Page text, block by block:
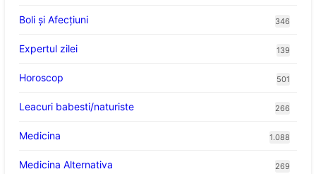
Boli și Afecțiuni 346
Expertul zilei 139
Horoscop 501
Leacuri babesti/naturiste 266
Medicina 1.088
Medicina Alternativa 269